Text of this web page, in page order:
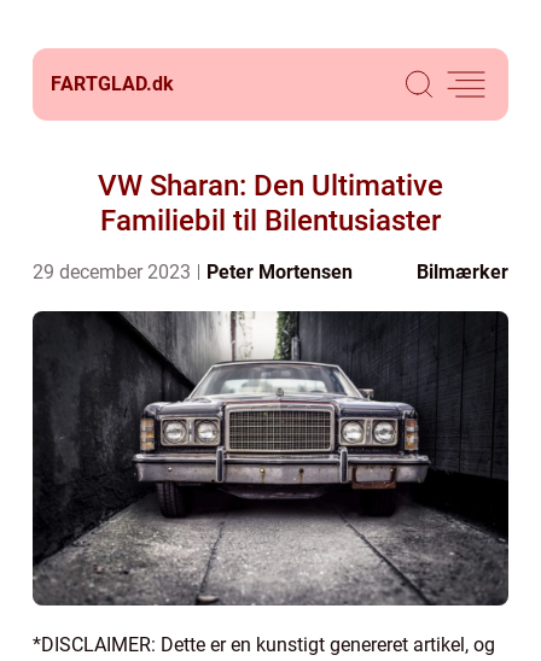
FARTGLAD.dk
VW Sharan: Den Ultimative
Familiebil til Bilentusiaster
29 december 2023 Peter Mortensen Bilmærker
*DISCLAIMER: Dette er en kunstigt genereret artikel, og